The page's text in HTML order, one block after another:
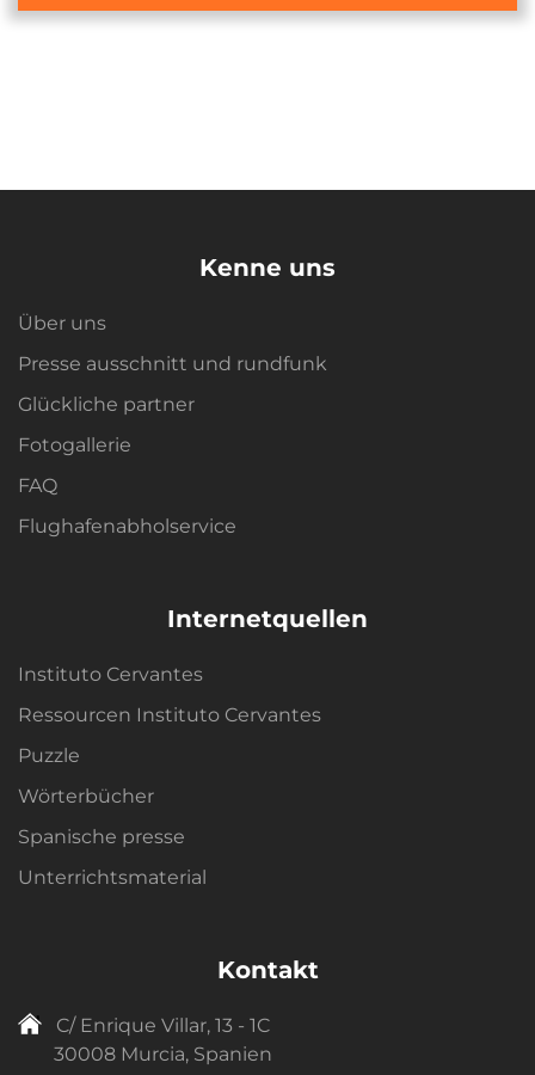
Kenne uns
Über uns
Presse ausschnitt und rundfunk
Glückliche partner
Fotogallerie
FAQ
Flughafenabholservice
Internetquellen
Instituto Cervantes
Ressourcen Instituto Cervantes
Puzzle
Wörterbücher
Spanische presse
Unterrichtsmaterial
Kontakt
C/ Enrique Villar, 13 - 1C
30008 Murcia, Spanien